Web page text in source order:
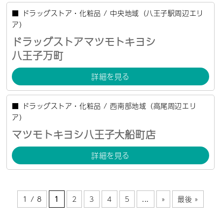
■ ドラッグストア・化粧品 / 中央地域（八王子駅周辺エリ
ア）
ドラッグストアマツモトキヨシ
八王子万町
詳細を見る
■ ドラッグストア・化粧品 /西南部地域（高尾周辺エリ
ア）
マツモトキヨシ八王子大船町店
詳細を見る
1 / 8 1 2 3 4 5 ... » 最後 »